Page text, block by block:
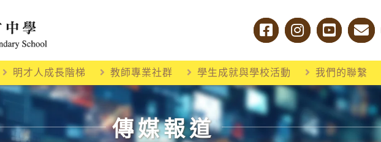
明才人成長階梯 教師專業社群 學生成就與學校活動 我們的聯繫
傳媒報道